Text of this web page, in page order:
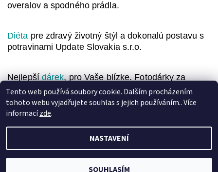
overalov a spodného prádla.
Diéta pre zdravý životný štýl a dokonalú postavu s
potravinami Update Slovakia s.r.o.
Nejlepšídárek, pro Vaše blízke. Fotodárky za
nejlepší ceny.
Záznamy nebyly nalezeny...
2026 © HusteVlasy.cz, všechna práva vyhrazena
Vytvořil Shoptet
Tento web používá soubory cookie. Dalším procházením
tohoto webu vyjadřujete souhlas s jejich používáním.. Více
informacízde.
NASTAVENÍ
SOUHLASÍM